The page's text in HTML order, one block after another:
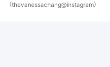
（thevanessachang@instagram）